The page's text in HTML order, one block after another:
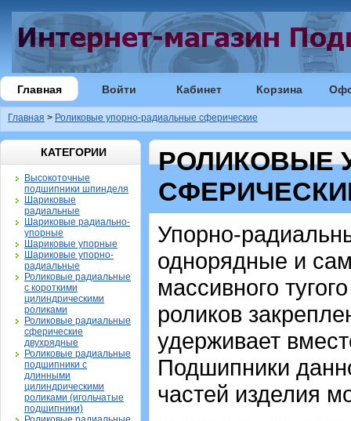
Главная Войти Кабинет Корзина
Главная > Роликовые упорно-радиальные сферические
КАТЕГОРИИ
Высокоточные
подшипники шпинделя
Шариковые
радиальные
Шариковые радиально-
упорные
Шариковые упорные
Шариковые упорно-
радиальные
Роликовые радиальные
с короткими
цилиндрическими
роликами
Роликовые радиальные
сферические
двухрядные
Роликовые радиальные
подшипники с
длинными
цилиндрическими
роликами (игольчатые
подшипники)
РОЛИКОВЫЕ
Упорно-
однорядные и
массивного
роликов
удерживает
Подшипники
частей изделия